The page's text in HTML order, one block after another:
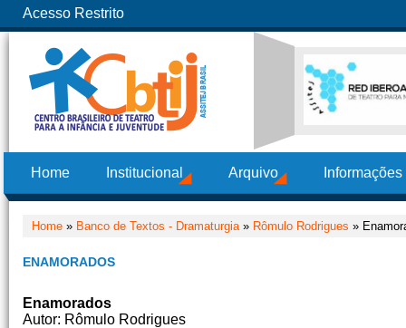
Acesso Restrito
Home Institucional Arquivo
Home » Banco de Textos - Dramaturgia» Rômulo Rodrigues »
ENAMORADOS
Enamorados
Autor: Rômulo Rodrigues